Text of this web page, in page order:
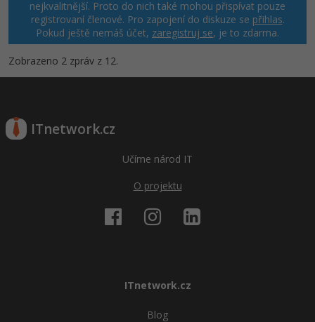
nejkvalitnější. Proto do nich také mohou přispívat pouze
registrovaní členové. Pro zapojení do diskuze se přihlas.
Pokud ještě nemáš účet, zaregistruj se, je to zdarma.
Zobrazeno 2 zpráv z 12.
ITnetwork.cz
Učíme národ IT
O projektu
ITnetwork.cz
Blog